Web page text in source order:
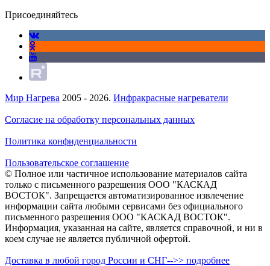
Присоединяйтесь
Мир Нагрева 2005 - 2026. Инфракрасные нагреватели
Согласие на обработку персональных данных
Политика конфиденциальности
Пользовательское соглашение
© Полное или частичное использование материалов сайта
только с письменного разрешения ООО "КАСКАД
ВОСТОК". Запрещается автоматизированное извлечение
информации сайта любыми сервисами без официального
письменного разрешения ООО "КАСКАД ВОСТОК".
Информация, указанная на сайте, является справочной, и ни в
коем случае не является публичной офертой.
Доставка в любой город России и СНГ-->> подробнее